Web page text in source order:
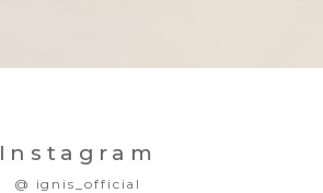
Instagram
@ ignis_official